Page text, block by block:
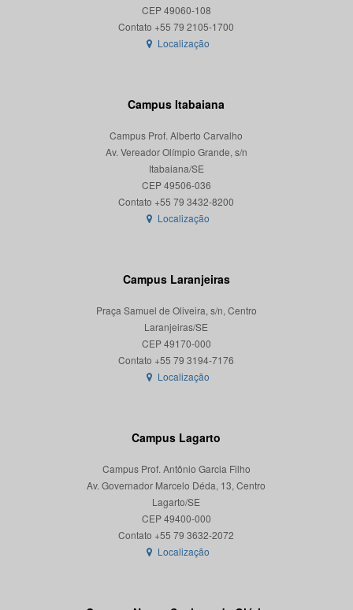
CEP 49060-108
Localização
Campus Itabaiana
Campus Prof. Alberto Carvalho
Av. Vereador Olímpio Grande, s/n
Itabaiana/SE
CEP 49506-036
Localização
Campus Laranjeiras
Praça Samuel de Oliveira, s/n, Centro
Laranjeiras/SE
CEP 49170-000
Localização
Campus Lagarto
Campus Prof. Antônio Garcia Filho
Av. Governador Marcelo Déda, 13, Centro
Lagarto/SE
CEP 49400-000
Localização